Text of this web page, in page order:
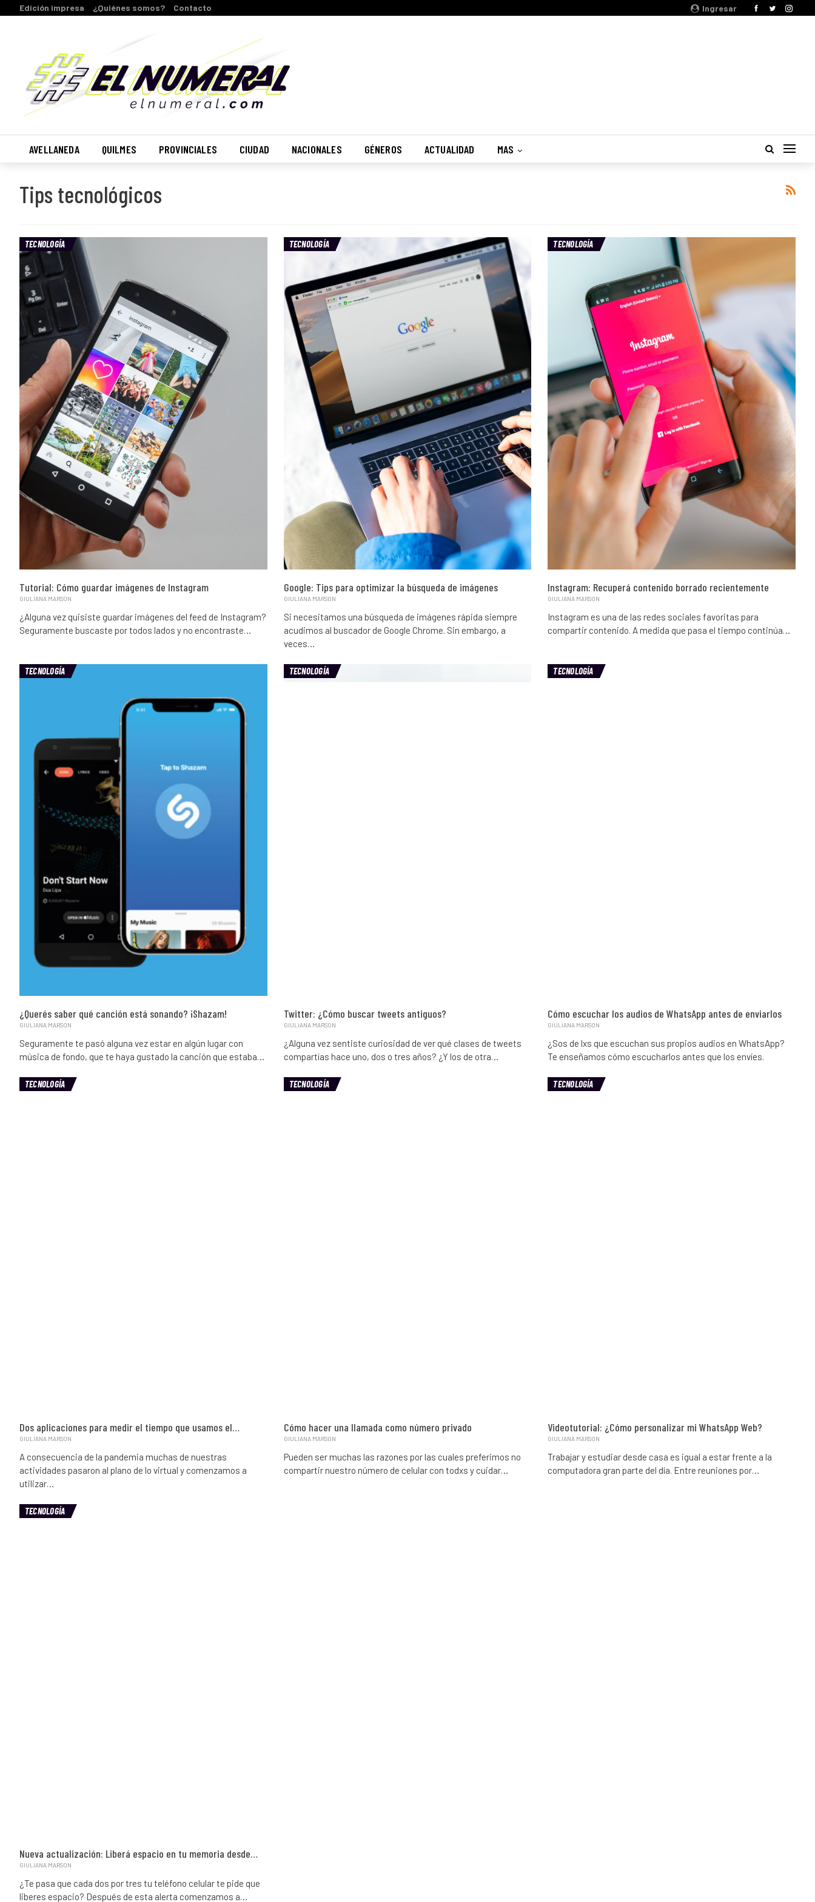
Ingresar
Edición impresa ¿Quiénes somos? Contacto
AVELLANEDA QUILMES PROVINCIALES CIUDAD NACIONALES GÉNEROS ACTUALIDAD MAS
Tips tecnológicos
TECNOLOGÍA
Tutorial: Cómo guardar imágenes de Instagram
GIULIANA MARSON
¿Alguna vez quisiste guardar imágenes del feed de Instagram?
Seguramente buscaste por todos lados y no encontraste…
TECNOLOGÍA
Google: Tips para optimizar la búsqueda de imágenes
GIULIANA MARSON
Si necesitamos una búsqueda de imágenes rápida siempre
acudimos al buscador de Google Chrome. Sin embargo, a
veces…
TECNOLOGÍA
Instagram: Recuperá contenido borrado recientemente
GIULIANA MARSON
Instagram es una de las redes sociales favoritas para
compartir contenido. A medida que pasa el tiempo continúa…
TECNOLOGÍA
¿Querés saber qué canción está sonando? ¡Shazam!
GIULIANA MARSON
Seguramente te pasó alguna vez estar en algún lugar con
música de fondo, que te haya gustado la canción que estaba…
TECNOLOGÍA
Twitter: ¿Cómo buscar tweets antiguos?
GIULIANA MARSON
¿Alguna vez sentiste curiosidad de ver qué clases de tweets
compartías hace uno, dos o tres años? ¿Y los de otra…
TECNOLOGÍA
Cómo escuchar los audios de WhatsApp antes de enviarlos
GIULIANA MARSON
¿Sos de lxs que escuchan sus propios audios en WhatsApp?
Te enseñamos cómo escucharlos antes que los envíes.
TECNOLOGÍA
Dos aplicaciones para medir el tiempo que usamos el…
GIULIANA MARSON
A consecuencia de la pandemia muchas de nuestras
actividades pasaron al plano de lo virtual y comenzamos a
utilizar…
TECNOLOGÍA
Cómo hacer una llamada como número privado
GIULIANA MARSON
Pueden ser muchas las razones por las cuales preferimos no
compartir nuestro número de celular con todxs y cuidar…
TECNOLOGÍA
Videotutorial: ¿Cómo personalizar mi WhatsApp Web?
GIULIANA MARSON
Trabajar y estudiar desde casa es igual a estar frente a la
computadora gran parte del día. Entre reuniones por…
TECNOLOGÍA
Nueva actualización: Liberá espacio en tu memoria desde…
GIULIANA MARSON
¿Te pasa que cada dos por tres tu teléfono celular te pide que
liberes espacio? Después de esta alerta comenzamos a…